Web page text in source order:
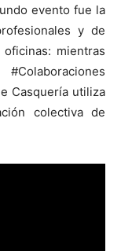
evento fue la
y de
mientras
Casquería utiliza
colectiva de